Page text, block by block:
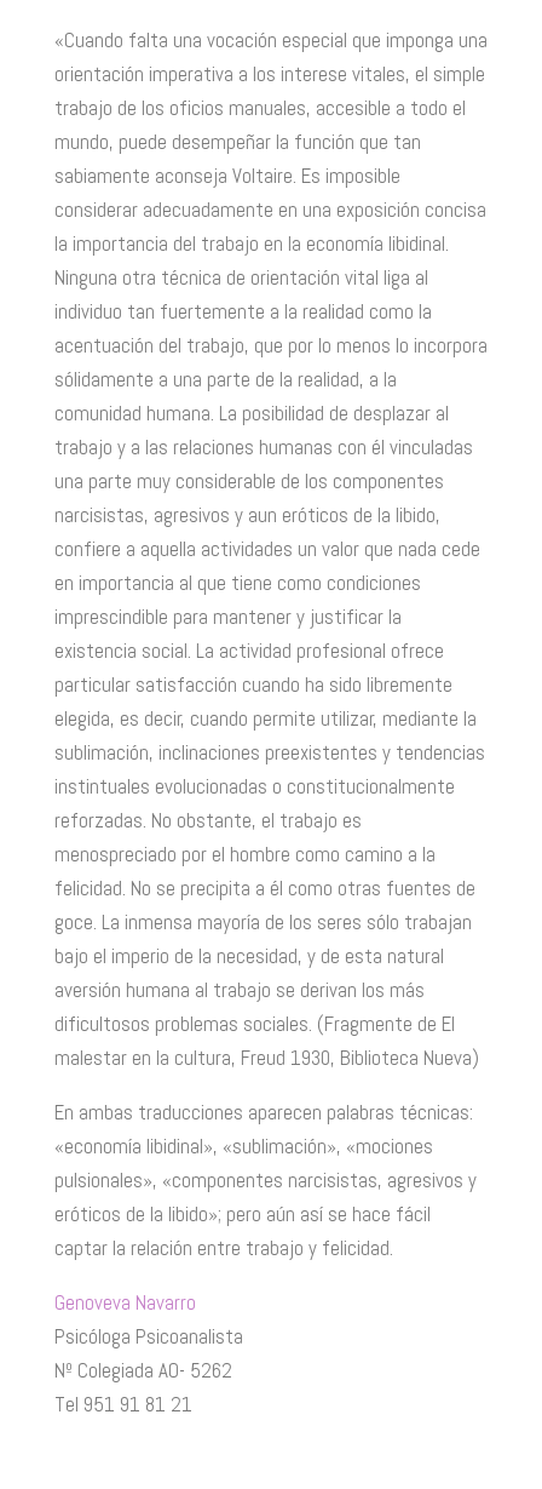
«Cuando falta una vocación especial que imponga una
orientación imperativa a los interese vitales, el simple
trabajo de los oficios manuales, accesible a todo el
mundo, puede desempeñar la función que tan
sabiamente aconseja Voltaire. Es imposible
considerar adecuadamente en una exposición concisa
la importancia del trabajo en la economía libidinal.
Ninguna otra técnica de orientación vital liga al
individuo tan fuertemente a la realidad como la
acentuación del trabajo, que por lo menos lo incorpora
sólidamente a una parte de la realidad, a la
comunidad humana. La posibilidad de desplazar al
trabajo y a las relaciones humanas con él vinculadas
una parte muy considerable de los componentes
narcisistas, agresivos y aun eróticos de la libido,
confiere a aquella actividades un valor que nada cede
en importancia al que tiene como condiciones
imprescindible para mantener y justificar la
existencia social. La actividad profesional ofrece
particular satisfacción cuando ha sido libremente
elegida, es decir, cuando permite utilizar, mediante la
sublimación, inclinaciones preexistentes y tendencias
instintuales evolucionadas o constitucionalmente
reforzadas. No obstante, el trabajo es
menospreciado por el hombre como camino a la
felicidad. No se precipita a él como otras fuentes de
goce. La inmensa mayoría de los seres sólo trabajan
bajo el imperio de la necesidad, y de esta natural
aversión humana al trabajo se derivan los más
dificultosos problemas sociales. (Fragmente de El
malestar en la cultura, Freud 1930, Biblioteca Nueva)
En ambas traducciones aparecen palabras técnicas:
«economía libidinal», «sublimación», «mociones
pulsionales», «componentes narcisistas, agresivos y
eróticos de la libido»; pero aún así se hace fácil
captar la relación entre trabajo y felicidad.
Genoveva Navarro
Psicóloga Psicoanalista
Nº Colegiada AO- 5262
Tel 951 91 81 21